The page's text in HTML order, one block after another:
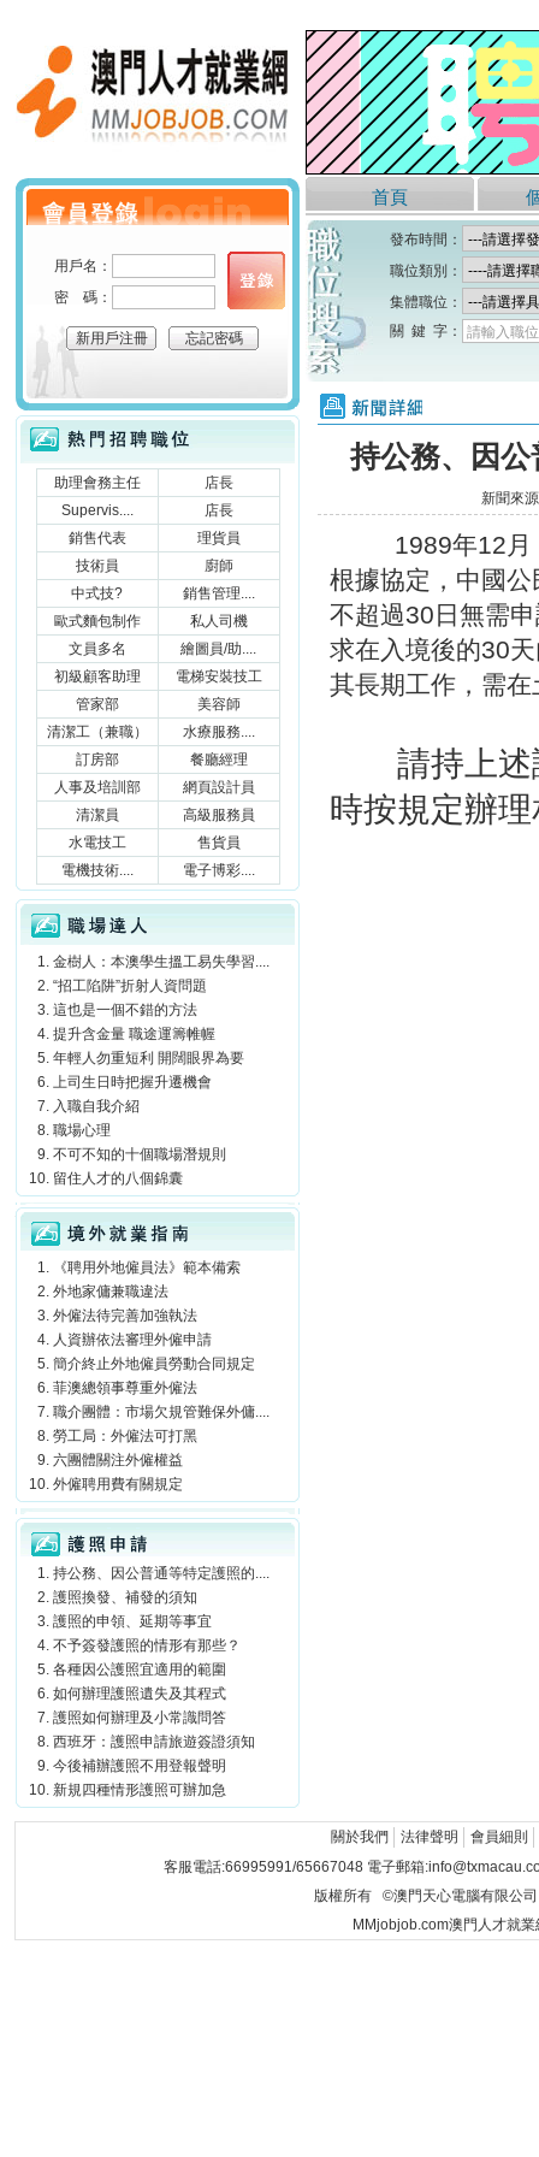
首頁
發布時間：
職位類別：
集體職位：
關 鍵 字：
請輸入職
新聞詳細
持公務、因
新聞來
1989年12月，
根據協定，中國
不超過30日無需
求在入境後的30
其長期工作，需
請持上述
時按規定辦
個人會員登錄
用戶名：
密 碼：
新用戶注冊 忘記密碼
熱門招聘職位
助理會務主任
店長
Supervis....
店長
銷售代表
理貨員
技術員
廚師
中式技?
銷售管理....
歐式麵包制作
私人司機
文員多名
繪圖員/助....
初級顧客助理
電梯安裝技工
管家部
美容師
清潔工（兼職）
水療服務....
訂房部
餐廳經理
人事及培訓部
網頁設計員
清潔員
高級服務員
水電技工
售貨員
電機技術....
電子博彩....
職場達人
金樹人：本澳學生搵工易失學習....
“招工陷阱”折射人資問題
這也是一個不錯的方法
提升含金量 職途運籌帷幄
年輕人勿重短利 開闊眼界為要
上司生日時把握升遷機會
入職自我介紹
職場心理
不可不知的十個職場潛規則
留住人才的八個錦囊
境外就業指南
《聘用外地僱員法》範本備索
外地家傭兼職違法
外僱法待完善加強執法
人資辦依法審理外僱申請
簡介終止外地僱員勞動合同規定
菲澳總領事尊重外僱法
職介團體：市場欠規管難保外傭....
勞工局：外僱法可打黑
六團體關注外僱權益
外僱聘用費有關規定
護照申請
持公務、因公普通等特定護照的....
護照換發、補發的須知
護照的申領、延期等事宜
不予簽發護照的情形有那些？
各種因公護照宜適用的範圍
如何辦理護照遺失及其程式
護照如何辦理及小常識問答
西班牙：護照申請旅遊簽證須知
今後補辦護照不用登報聲明
新規四種情形護照可辦加急
關於我們 法律聲明
會員細則
客服電話:66995991/65667048 電子郵箱
版權所有 ©澳門天心電腦有限公
MMjobjob.com澳門人才就